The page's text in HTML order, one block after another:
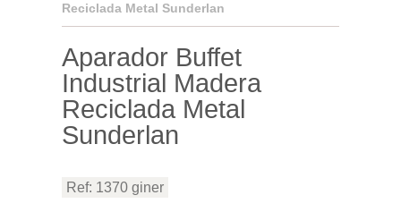
Reciclada Metal Sunderlan
Aparador Buffet
Industrial Madera
Reciclada Metal
Sunderlan
Ref: 1370 giner